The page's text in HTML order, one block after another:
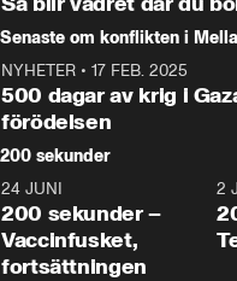
Senaste om konflikten i
NYHETER • 17 FEB. 2025
500 dagar av krig i
förödelsen
200 sekunder
5:00
24 JUNI
200 sekunder –
Vaccinfusket,
fortsättningen
2